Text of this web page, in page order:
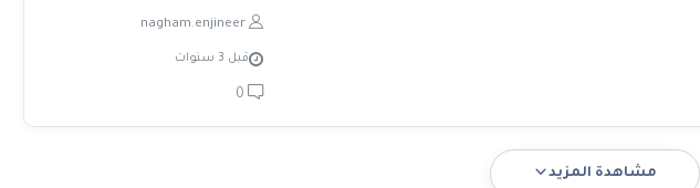
nagham.enjineer
قبل 3 سنوات
0
مشاهدة المزيد